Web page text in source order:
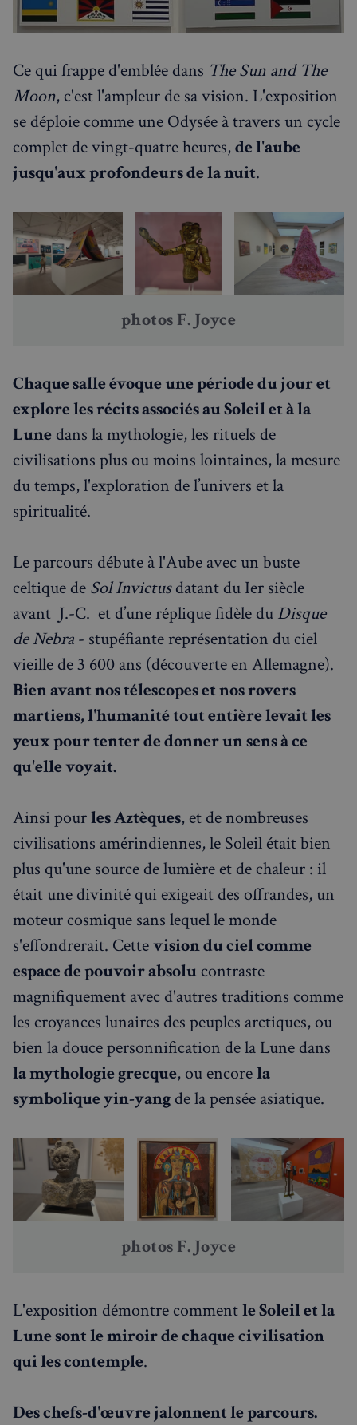
Ce qui frappe d'emblée dans The Sun and The
Moon, c'est l'ampleur de sa vision. L'exposition
se déploie comme une Odysée à travers un cycle
complet de vingt-quatre heures,de l'aube
jusqu'aux profondeurs de la nuit.
photos F. Joyce
Chaque salle évoque une période du jour et
explore les récits associés au Soleil et à la
Lune dans la mythologie, les rituels de
civilisations plus ou moins lointaines, la mesure
du temps, l'exploration de l’univers et la
spiritualité.
Le parcours débute à l'Aube avec un buste
celtique de Sol Invictusdatant du Ier siècle
avant J.-C. et d’une réplique fidèle du Disque
de Nebra - stupéfiante représentation du ciel
vieille de 3 600 ans (découverte en Allemagne).
Bien avant nos télescopes et nos rovers
martiens, l'humanité tout entière levait les
yeux pour tenter de donner un sens à ce
qu'elle voyait.
Ainsi pourles Aztèques, et de nombreuses
civilisations amérindiennes, le Soleil était bien
plus qu'une source de lumière et de chaleur : il
était une divinité qui exigeait des offrandes, un
moteur cosmique sans lequel le monde
s'effondrerait. Cettevision du ciel comme
espace de pouvoir absolu contraste
magnifiquement avec d'autres traditions comme
les croyances lunaires des peuples arctiques, ou
bien la douce personnification de la Lune dans
la mythologie grecque, ou encorela
symbolique yin-yang de la pensée asiatique.
photos F. Joyce
L'exposition démontre commentle Soleil et la
Lune sont le miroir de chaque civilisation
qui les contemple.
Des chefs-d'œuvre jalonnent le parcours.